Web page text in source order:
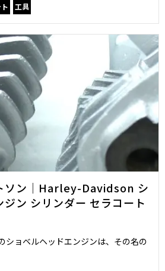
工具
ソン｜Harley-Davidson シ
ジン シリンダー セラコート
ショベルヘッドエンジンは、その名の